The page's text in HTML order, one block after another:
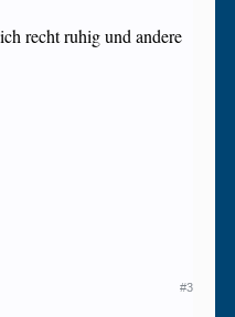
recht ruhig und andere
#3